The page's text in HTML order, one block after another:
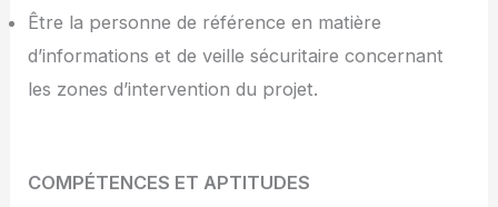
Être la personne de référence en matière
d’informations et de veille sécuritaire concernant
les zones d’intervention du projet.
COMPÉTENCES ET APTITUDES